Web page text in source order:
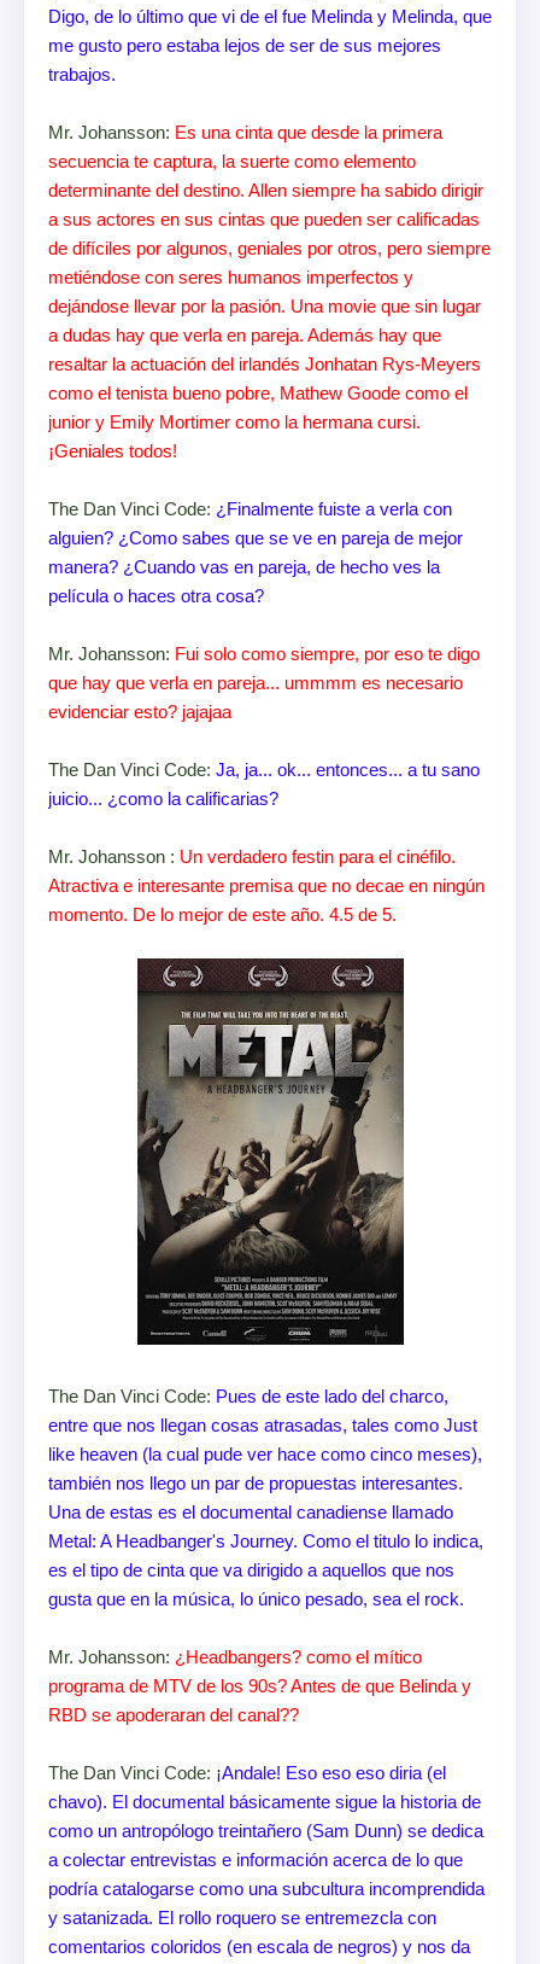
Digo, de lo último que vi de el fue Melinda y Melinda, que
me gusto pero estaba lejos de ser de sus mejores
trabajos.
Mr. Johansson: Es una cinta que desde la primera
secuencia te captura, la suerte como elemento
determinante del destino. Allen siempre ha sabido dirigir
a sus actores en sus cintas que pueden ser calificadas
de difíciles por algunos, geniales por otros, pero siempre
metiéndose con seres humanos imperfectos y
dejándose llevar por la pasión. Una movie que sin lugar
a dudas hay que verla en pareja. Además hay que
resaltar la actuación del irlandés Jonhatan Rys-Meyers
como el tenista bueno pobre, Mathew Goode como el
junior y Emily Mortimer como la hermana cursi.
¡Geniales todos!
The Dan Vinci Code: ¿Finalmente fuiste a verla con
alguien? ¿Como sabes que se ve en pareja de mejor
manera? ¿Cuando vas en pareja, de hecho ves la
película o haces otra cosa?
Mr. Johansson: Fui solo como siempre, por eso te digo
que hay que verla en pareja... ummmm es necesario
evidenciar esto? jajajaa
The Dan Vinci Code: Ja, ja... ok... entonces... a tu sano
juicio... ¿como la calificarias?
Mr. Johansson : Un verdadero festin para el cinéfilo.
Atractiva e interesante premisa que no decae en ningún
momento. De lo mejor de este año. 4.5 de 5.
The Dan Vinci Code: Pues de este lado del charco,
entre que nos llegan cosas atrasadas, tales como Just
like heaven (la cual pude ver hace como cinco meses),
también nos llego un par de propuestas interesantes.
Una de estas es el documental canadiense llamado
Metal: A Headbanger's Journey. Como el titulo lo indica,
es el tipo de cinta que va dirigido a aquellos que nos
gusta que en la música, lo único pesado, sea el rock.
Mr. Johansson: ¿Headbangers? como el mítico
programa de MTV de los 90s? Antes de que Belinda y
RBD se apoderaran del canal??
The Dan Vinci Code: ¡Andale! Eso eso eso diria (el
chavo). El documental básicamente sigue la historia de
como un antropólogo treintañero (Sam Dunn) se dedica
a colectar entrevistas e información acerca de lo que
podría catalogarse como una subcultura incomprendida
y satanizada. El rollo roquero se entremezcla con
comentarios coloridos (en escala de negros) y nos da